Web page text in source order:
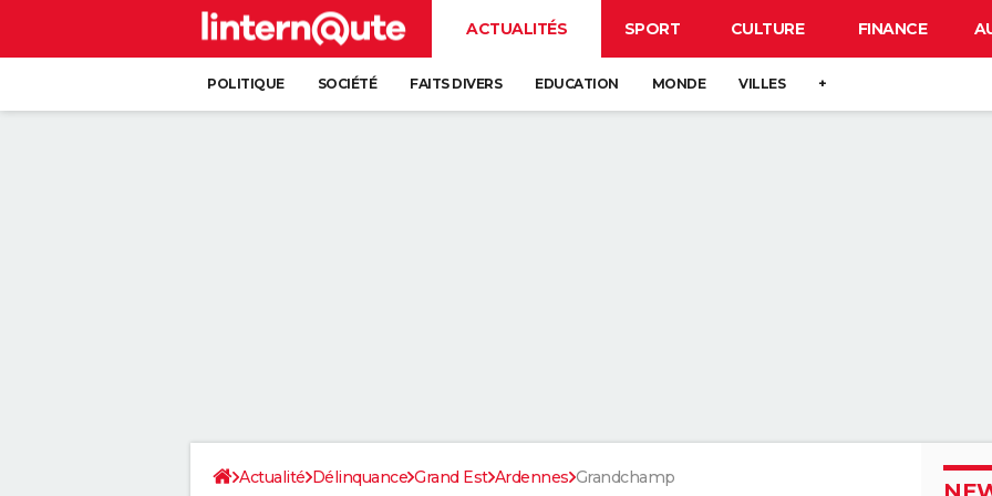
ACTUALITÉS SPORT CULTURE FINANCE
POLITIQUE SOCIÉTÉ FAITS DIVERS EDUCATION MONDE VILLES +
Actualité Délinquance Grand Est Ardennes Grandchamp